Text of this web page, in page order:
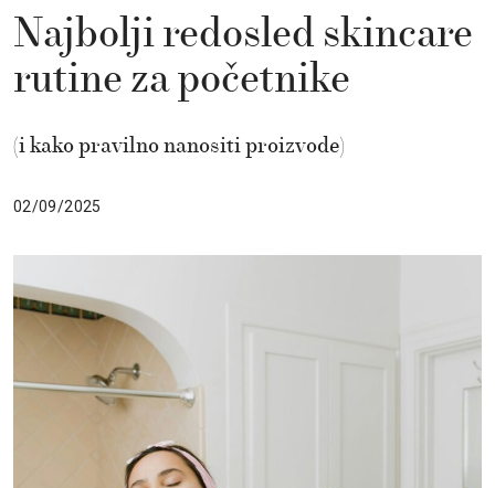
Najbolji redosled skincare
rutine za početnike
(i kako pravilno nanositi proizvode)
02/09/2025